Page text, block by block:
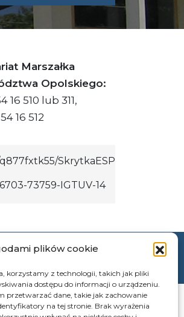
plików cookie
korzystamy z technologii, takich jak pliki
dostępu do informacji o urządzeniu.
przetwarzać dane, takie jak zachowanie
na tej stronie. Brak wyrażenia
Marszałka
Opolskiego:
16 510 lub 311,
16 512
SkrytkaESP
IGTUV-14